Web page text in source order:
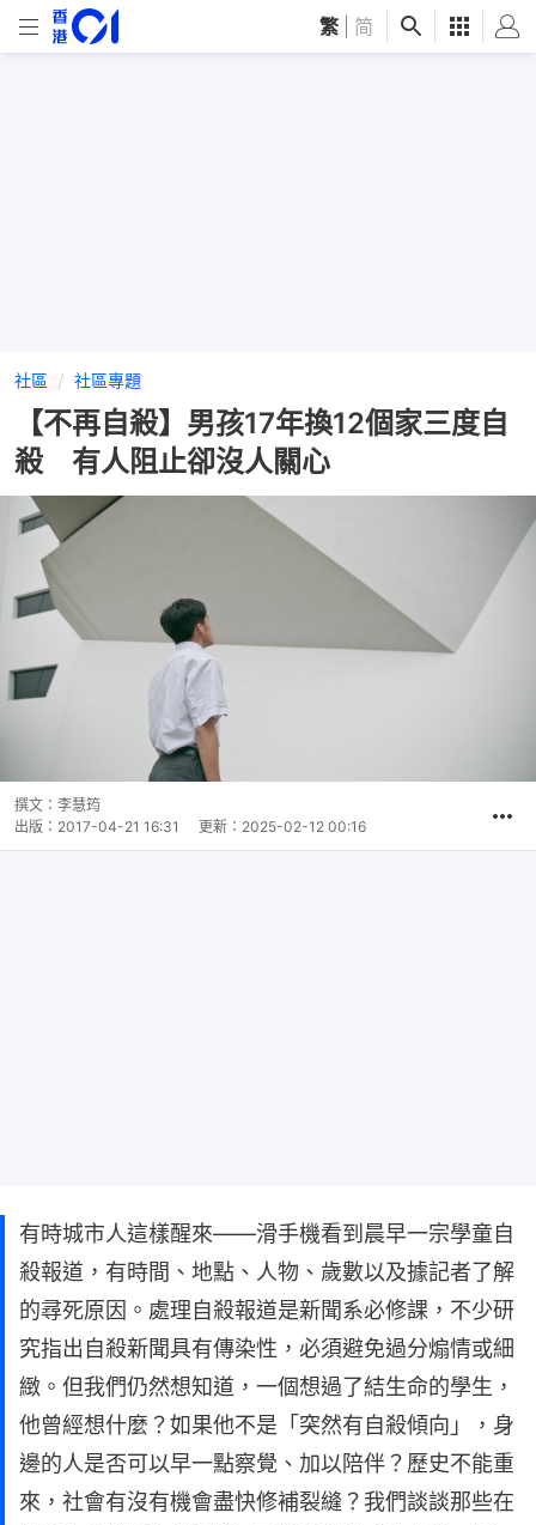
繁 简
社區 社區專題
【不再自殺】男孩17年換12個家三度自
殺 有人阻止卻沒人關心
撰文： 李慧筠
出版： 2017-04-21 16:31 更新： 2025-02-12 00:16
有時城市人這樣醒來——滑手機看到晨早一宗學童自
殺報道，有時間、地點、人物、歲數以及據記者了解
的尋死原因。處理自殺報道是新聞系必修課，不少研
究指出自殺新聞具有傳染性，必須避免過分煽情或細
緻。但我們仍然想知道，一個想過了結生命的學生，
他曾經想什麼？如果他不是「突然有自殺傾向」，身
邊的人是否可以早一點察覺、加以陪伴？歷史不能重
來，社會有沒有機會盡快修補裂縫？我們談談那些在